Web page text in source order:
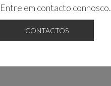
Entre em contacto connosco.
CONTACTOS